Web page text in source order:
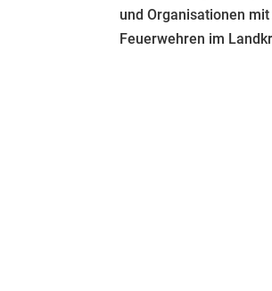
und Organisationen
Feuerwehren im